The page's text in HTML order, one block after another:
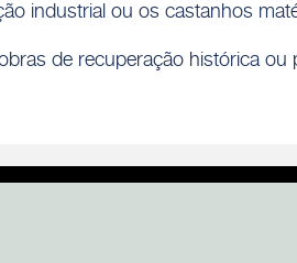
industrial ou os castanhos
de recuperação histórica ou